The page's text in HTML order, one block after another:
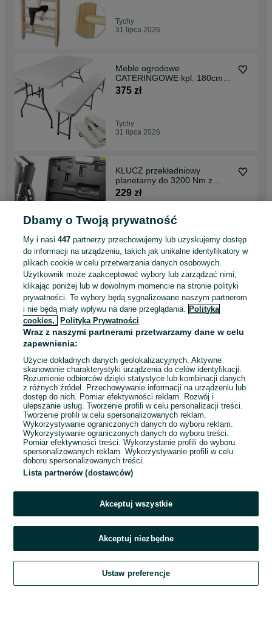
Tychy
31 lipca 2026
Meble ogrodowe
CATERINGOWE kpl. 180cm
stół + 2 ławki WHITE -
375 zł
Tychy
31 lipca 2026
KLUCZ przekładniowy
planetarny do 3200 Nm z
korbą + NASADKI
229 zł
Tychy
31 lipca 2026
STOJAK LAKIERNICZY
Mobilny do felg - 4 felgi
499 zł
Tychy
31 lipca 2026
1 2 3 ... 10
Zadzwoń / SMS
Szukaj Obserwujesz Dodaj Czat Konto
Dbamy o Twoją prywatność
My i nasi447 partnerzy przechowujemy lub uzyskujemy dostęp
do informacji na urządzeniu, takich jak unikalne identyfikatory w
plikach cookie w celu przetwarzania danych osobowych.
Użytkownik może zaakceptować wybory lub zarządzać nimi,
klikając poniżej lub w dowolnym momencie na stronie polityki
prywatności. Te wybory będą sygnalizowane naszym partnerom
i nie będą miały wpływu na dane przeglądania. Polityka
cookies,
Polityka Prywatności
Wraz z naszymi partnerami przetwarzamy dane w celu
zapewnienia:
Użycie dokładnych danych geolokalizacyjnych. Aktywne
skanowanie charakterystyki urządzenia do celów identyfikacji.
Rozumienie odbiorców dzięki statystyce lub kombinacji danych
z różnych źródeł. Przechowywanie informacji na urządzeniu lub
dostęp do nich. Pomiar efektywności reklam. Rozwój i
ulepszanie usług. Tworzenie profili w celu personalizacji treści.
Tworzenie profili w celu spersonalizowanych reklam.
Wykorzystywanie ograniczonych danych do wyboru reklam.
Wykorzystywanie ograniczonych danych do wyboru treści.
Pomiar efektywności treści. Wykorzystanie profili do wyboru
spersonalizowanych reklam. Wykorzystywanie profili w celu
doboru spersonalizowanych treści.
Lista partnerów (dostawców)
Akceptuj wszystkie
Akceptuj niezbędne
Ustaw preferencje